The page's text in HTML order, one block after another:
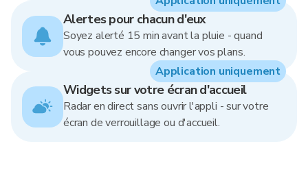
Alertes pour chacun d'eux
Soyez alerté 15 min avant la pluie - quand
vous pouvez encore changer vos plans.
Widgets sur votre écran d'accueil
Radar en direct sans ouvrir l'appli - sur votre
écran de verrouillage ou d'accueil.
Application uniquement